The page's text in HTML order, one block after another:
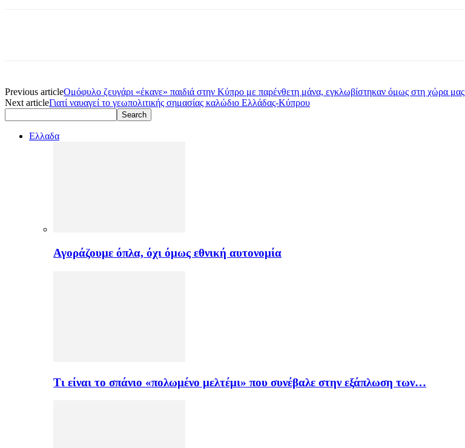
Previous articleΟμόφυλο ζευγάρι «έκανε» παιδιά στην Κύπρο με παρένθετη μάνα, εγκλωβίστηκαν όμως στη χώρα μας
Next articleΓιατί ναυαγεί το γεωπολιτικής σημασίας καλώδιο Ελλάδας-Κύπρου
Ελλαδα
Αγοράζουμε όπλα, όχι όμως εθνική αυτονομία
Τι είναι το σπάνιο «πολωμένο μελτέμι» που συνέβαλε στην εξάπλωση των…